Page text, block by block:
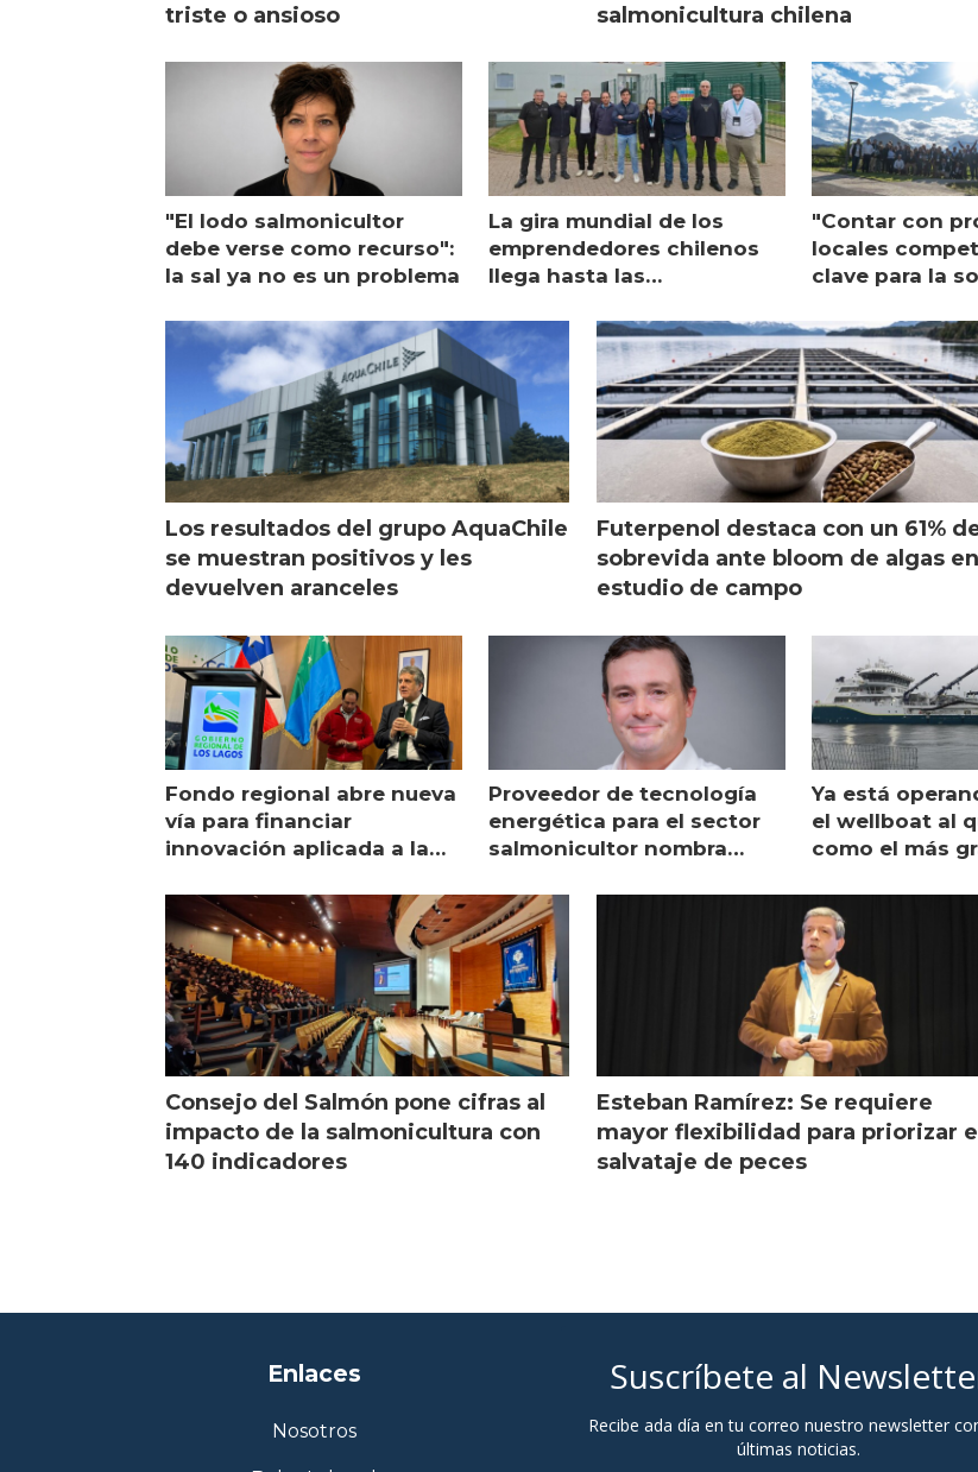
triste o ansioso
salmonicultura chilena
"El lodo salmonicultor
debe verse como recurso":
la sal ya no es un problema
La gira mundial de los
emprendedores chilenos
llega hasta las
Escocia
"Contar con
locales
clave para la
Los resultados del grupo AquaChile
se muestran positivos y les
devuelven aranceles
Futerpenol destaca con un 61%
sobrevida ante bloom de algas en
estudio de campo
Fondo regional abre nueva
vía para financiar
innovación aplicada a la
Proveedor de tecnología
energética para el sector
salmonicultor nombra
Ya está
el wellboat al
como el más
Consejo del Salmón pone cifras al
impacto de la salmonicultura con
140 indicadores
Esteban Ramírez: Se requiere
mayor flexibilidad para priorizar el
salvataje de peces
Enlaces
Nosotros
Suscríbete al
Recibe ada día en tu correo nuestro newsletter
últimas noticias.